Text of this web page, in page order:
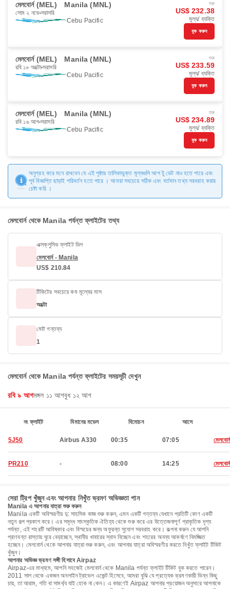
মেলবোর্ন (MEL) Manila (MNL)
সোম ২ নভে সরাসরি
Cebu Pacific
শুরু
US$ 232.38
মূল্য/ ব্যক্তি
বুক করুন
মেলবোর্ন (MEL) Manila (MNL)
রবি ১৮ অক্টো সরাসরি
Cebu Pacific
শুরু
US$ 233.59
মূল্য/ ব্যক্তি
বুক করুন
মেলবোর্ন (MEL) Manila (MNL)
রবি ১৬ আগ সরাসরি
Cebu Pacific
শুরু
US$ 234.89
মূল্য/ ব্যক্তি
বুক করুন
অনুগ্রহ করে মনে রাখবেন যে এই পৃষ্ঠায় তালিকাভুক্ত মূল্যগুলি আপ টু ডেট নাও হতে পারে এবং
পূর্ব বিজ্ঞপ্তি ছাড়াই পরিবর্তন হতে পারে । আমরা সবচেয়ে সঠিক এবং বর্তমান তথ্য সরবরাহ করার
চেষ্টা করি ।
মেলবোর্ন থেকে Manila পর্যন্ত ফ্লাইটের তথ্য
এক্সক্লুসিভ ফ্লাইট ডিল
মেলবোর্ন - Manila
US$ 210.84
টিকিটের সবচেয়ে কম মূল্যের মাস
অক্টো
মোট গন্তব্য
1
মেলবোর্ন থেকে Manila পর্যন্ত ফ্লাইটের সময়সূচী দেখুন
রবি ৯ আগমঙ্গল ১১ আগবুধ ১২ আগ
নং ফ্লাইট বিমানের মডেল বিমোচন আসে
5J50 Airbus A330 00:35 07:05 মেলবোর্ন
PR210 - 08:00 14:25 মেলবোর্ন
সেরা ট্রিপ খুঁজুন এবং আপনার নিখুঁত ভ্রমণ অভিজ্ঞতা পান
Manila এ আপনার যাত্রা শুরু করুন
Manila একটি অবিস্মরণীয় দু: সাহসিক কাজ শুরু করুন, এমন একটি গন্তব্য যেখানে প্রতিটি কোণ একটি
নতুন গল্প প্রকাশ করে। এর সমৃদ্ধ সাংস্কৃতিক ঐতিহ্য থেকে শুরু করে এর উত্তেজনাপূর্ণ প্রাকৃতিক দৃশ্য
পর্যন্ত, এই শহরটি আবিষ্কার এবং বিস্ময়ের জন্য অফুরন্ত সুযোগ সরবরাহ করে। কল্পনা করুন যে আপনি
প্রাণবন্ত রাস্তায় ঘুরে বেড়াচ্ছেন, স্থানীয় খাবারের স্বাদ নিচ্ছেন এবং শহরের অনন্য আকর্ষণে নিমজ্জিত
হচ্ছেন। মেলবোর্ন থেকে আপনার যাত্রা শুরু করুন, এবং আপনার যাত্রা অবিস্মরণীয় করতে নিখুঁত ফ্লাইট টিকিট
খুঁজুন।
আপনার অভিজ্ঞ ভ্রমণ সঙ্গী হিসাবে Airpaz
Airpaz-এর মাধ্যমে, আপনি সহজেই মেলবোর্ন থেকে Manila পর্যন্ত ফ্লাইট টিকিট বুক করতে পারেন।
2011 সাল থেকে একজন অনলাইন ট্রাভেল এজেন্ট হিসেবে, আমরা বুঝি যে প্রত্যেক ভ্রমণকারী ভিন্ন কিছু
চায়, তা আরাম, গতি বা সামর্থ্য যাই হোক না কেন। এ কারণেই Airpaz আপনার প্রয়োজন অনুসারে আপনাকে